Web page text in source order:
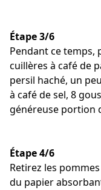
Étape 3/6
Pendant ce temps,
cuillères à café de
persil haché, un
à café de sel, 8
généreuse portion
Étape 4/6
Retirez les
du papier